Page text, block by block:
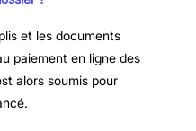
et les documents
paiement en ligne des
alors soumis pour